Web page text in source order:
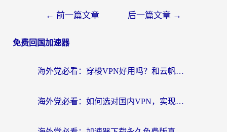
← 前一篇文章 后一篇文章 →
免费回国加速器
海外党必看：穿梭VPN好用吗？和云帆VPN对比哪个回国效果更好？附真实测评+避坑指南
海外党必看：如何选对国内VPN，实现无缝访问国内资源？